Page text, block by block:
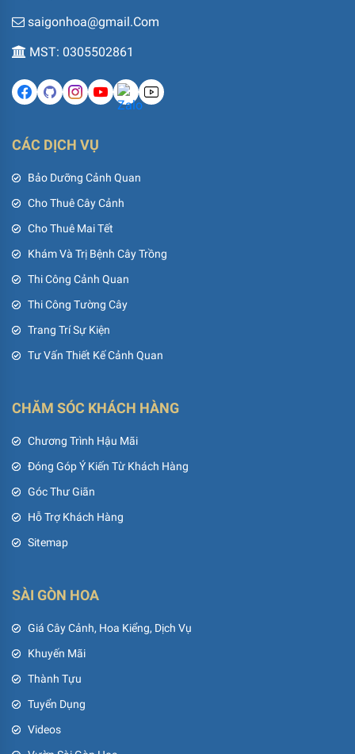
saigonhoa@gmail.Com
MST: 0305502861
CÁC DỊCH VỤ
Bảo Dưỡng Cảnh Quan
Cho Thuê Cây Cảnh
Cho Thuê Mai Tết
Khám Và Trị Bệnh Cây Trồng
Thi Công Cảnh Quan
Thi Công Tường Cây
Trang Trí Sự Kiện
Tư Vấn Thiết Kế Cảnh Quan
CHĂM SÓC KHÁCH HÀNG
Chương Trình Hậu Mãi
Đóng Góp Ý Kiến Từ Khách Hàng
Góc Thư Giãn
Hỗ Trợ Khách Hàng
Sitemap
SÀI GÒN HOA
Giá Cây Cảnh, Hoa Kiểng, Dịch Vụ
Khuyến Mãi
Thành Tựu
Tuyển Dụng
Videos